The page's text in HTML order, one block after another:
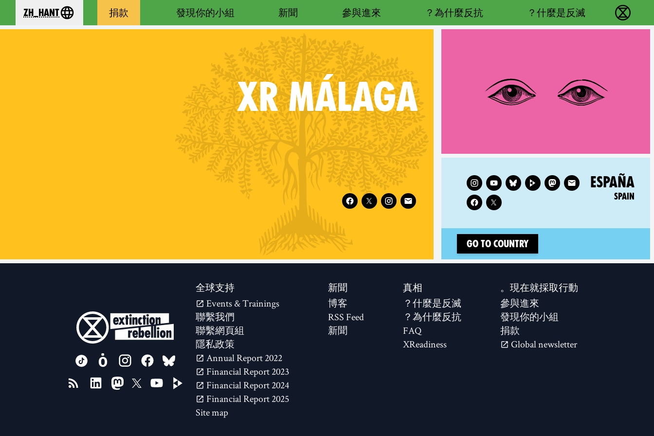
反抗滅絕 - Home
什麼是反滅？
為什麼反抗？
參與進來
新聞
發現你的小組
捐款
your language
zh_Hant
XRMÁLAGA
Follow XR Málaga on
RELATED COUNTRY GROUP:
ESPAÑA
SPAIN
Follow XR Spain on
Go to country
現在就採取行動。
參與進來
發現你的小組
捐款
Global newsletter
真相
什麼是反滅？
為什麼反抗？
FAQ
XReadiness
新聞
博客
RSS Feed
新聞
全球支持
Events & Trainings
聯繫我們
聯繫網頁組
隱私政策
2022 Annual Report
2023 Financial Report
2024 Financial Report
2025 Financial Report
Site map
FOLLOW US ON